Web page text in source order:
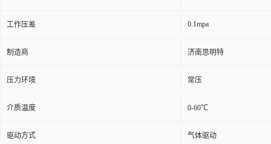
工作压差 0.1mpa
制造商 济南思明特
压力环境 常压
介质温度 0-60℃
驱动方式 气体驱动